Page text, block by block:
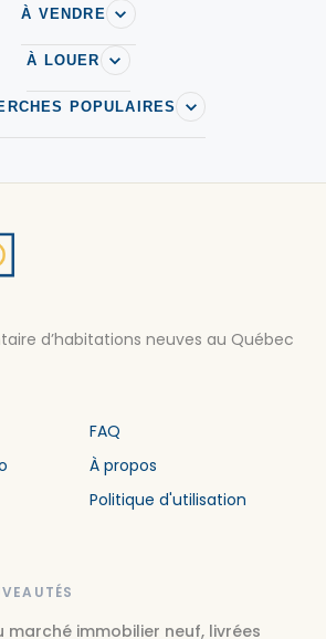
À VENDRE
À LOUER
POPULAIRES
d’habitations neuves au Québec
FAQ
À propos
Politique d'utilisation
marché immobilier neuf, livrées